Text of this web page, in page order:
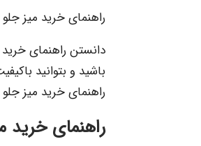
راهنمای خرید میز
دانستن راهنمای خرید
باشید و بتوانید
راهنمای خرید میز
راهنمای خرید